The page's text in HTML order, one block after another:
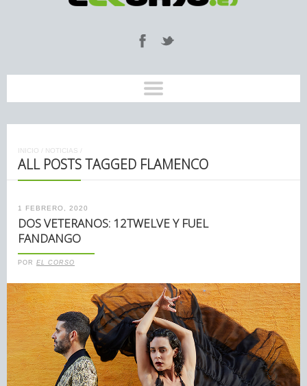
INICIO / NOTICIAS /
ALL POSTS TAGGED FLAMENCO
1 FEBRERO, 2020
DOS VETERANOS: 12TWELVE Y FUEL
FANDANGO
POR EL CORSO